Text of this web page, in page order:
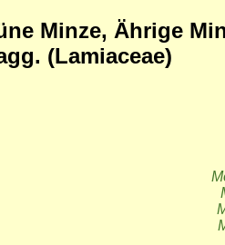
Minze, Ährige
(Lamiaceae)